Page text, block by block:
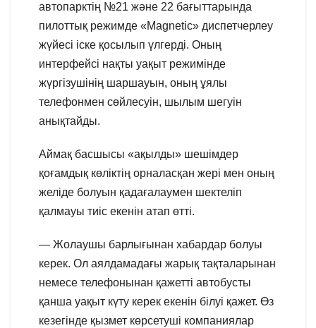
автопарктің №21 және 22 бағыттарында
пилоттық режимде «Magnetic» диспетчерлеу
жүйесі іске қосылып үлгерді. Оның
интерфейсі нақты уақыт режимінде
жүргізушінің шаршауын, оның ұялы
телефонмен сөйлесуін, шылым шегуін
анықтайды.
Аймақ басшысы «ақылды» шешімдер
қоғамдық көліктің орналасқан жері мен оның
желіде болуын қадағалаумен шектеліп
қалмауы тиіс екенін атап өтті.
— Жолаушы барлығынан хабардар болуы
керек. Ол аялдамадағы жарық тақталарынан
немесе телефонынан қажетті автобусты
қанша уақыт күту керек екенін білуі қажет. Өз
кезегінде қызмет көрсетуші компаниялар